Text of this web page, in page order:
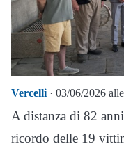
Vercelli · 03/06/2026
A distanza di 82
ricordo delle 19